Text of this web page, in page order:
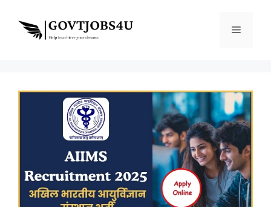
content
Menu